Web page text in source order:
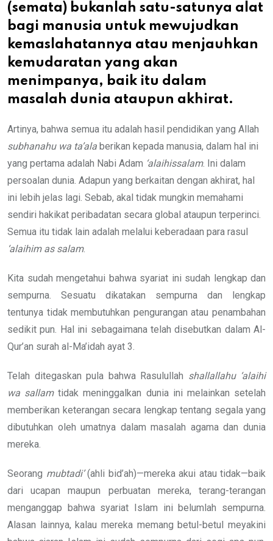
(semata) bukanlah satu-satunya alat
bagi manusia untuk mewujudkan
kemaslahatannya atau menjauhkan
kemudaratan yang akan
menimpanya, baik itu dalam
masalah dunia ataupun akhirat.
Artinya, bahwa semua itu adalah hasil pendidikan yang Allah
subhanahu wa ta’ala berikan kepada manusia, dalam hal ini
yang pertama adalah Nabi Adam ‘alaihissalam. Ini dalam
persoalan dunia. Adapun yang berkaitan dengan akhirat, hal
ini lebih jelas lagi. Sebab, akal tidak mungkin memahami
sendiri hakikat peribadatan secara global ataupun terperinci.
Semua itu tidak lain adalah melalui keberadaan para rasul
‘alaihim as salam.
Kita sudah mengetahui bahwa syariat ini sudah lengkap dan
sempurna. Sesuatu dikatakan sempurna dan lengkap
tentunya tidak membutuhkan pengurangan atau penambahan
sedikit pun. Hal ini sebagaimana telah disebutkan dalam Al-
Qur’an surah al-Ma’idah ayat 3.
Telah ditegaskan pula bahwa Rasulullah shallallahu ‘alaihi
wa sallamtidak meninggalkan dunia ini melainkan setelah
memberikan keterangan secara lengkap tentang segala yang
dibutuhkan oleh umatnya dalam masalah agama dan dunia
mereka.
Seorang mubtadi’(ahli bid’ah)—mereka akui atau tidak—baik
dari ucapan maupun perbuatan mereka, terang-terangan
menganggap bahwa syariat Islam ini belumlah sempurna.
Alasan lainnya, kalau mereka memang betul-betul meyakini